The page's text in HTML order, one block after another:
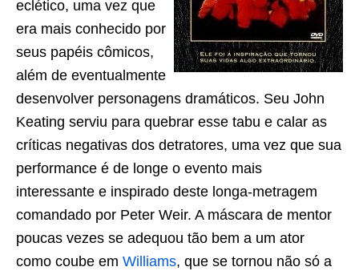
eclético, uma vez que
era mais conhecido por
seus papéis cômicos,
além de eventualmente
desenvolver personagens dramáticos. Seu John
Keating serviu para quebrar esse tabu e calar as
críticas negativas dos detratores, uma vez que sua
performance é de longe o evento mais
interessante e inspirado deste longa-metragem
comandado por Peter Weir. A máscara de mentor
poucas vezes se adequou tão bem a um ator
como coube em Williams, que se tornou não só a